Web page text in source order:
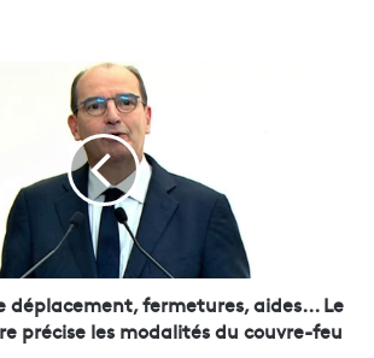
fermetures, aides... Le
précise les modalités du couvre-feu